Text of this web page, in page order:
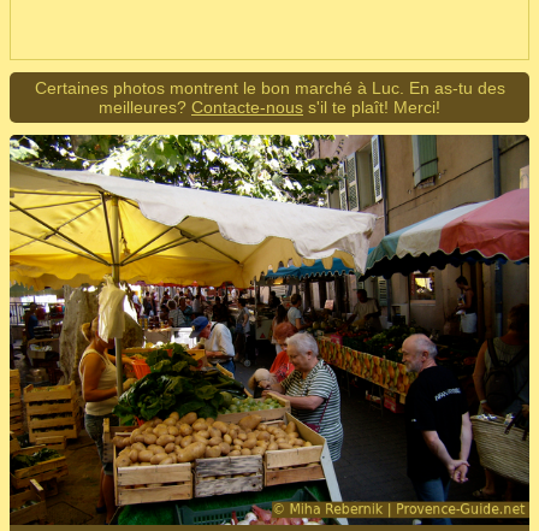
Certaines photos montrent le bon marché à Luc. En as-tu des
meilleures? Contacte-nous s'il te plaît! Merci!